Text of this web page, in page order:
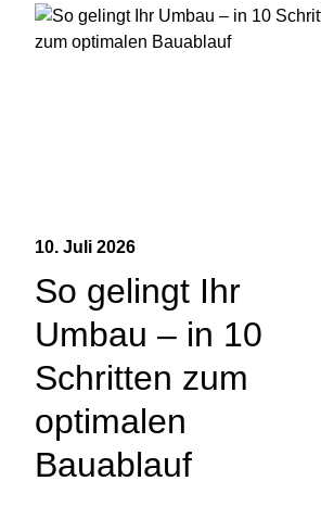
10. Juli 2026
So gelingt Ihr
Umbau – in 10
Schritten zum
optimalen
Bauablauf